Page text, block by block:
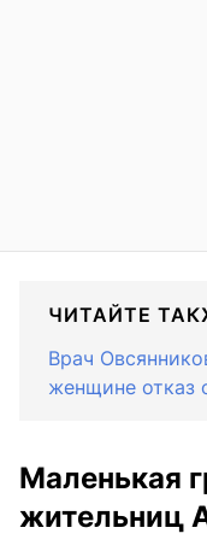
ЧИТАЙТЕ
Врач
женщине отказ
Маленькая
жительниц